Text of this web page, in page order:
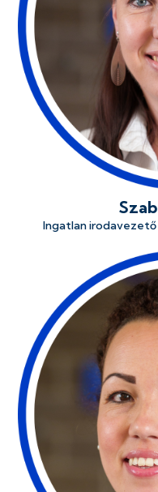
Ingatlan